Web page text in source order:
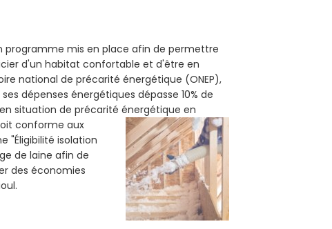
programme mis en place afin de permettre
d'un habitat confortable et d'être en
national de précarité énergétique (ONEP),
dépenses énergétiques dépasse 10% de
situation de précarité énergétique en
conforme aux
"Éligibilité isolation
de laine afin de
des économies